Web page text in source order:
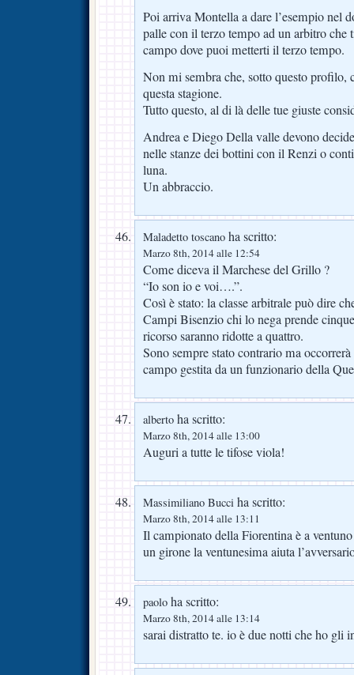
Poi arriva Montella a dare l’esempio nel
palle con il terzo tempo ad un arbitro che
campo dove puoi metterti il terzo tempo.
Non mi sembra che, sotto questo profilo,
questa stagione.
Tutto questo, al di là delle tue giuste
Andrea e Diego Della valle devono
nelle stanze dei bottini con il Renzi o
luna.
Un abbraccio.
Maladetto toscano ha scritto:
Marzo 8th, 2014 alle 12:54
Come diceva il Marchese del Grillo ?
“Io son io e voi….”.
Così è stato: la classe arbitrale può dire
Campi Bisenzio chi lo nega prende
ricorso saranno ridotte a quattro.
Sono sempre stato contrario ma
campo gestita da un funzionario della
alberto ha scritto:
Marzo 8th, 2014 alle 13:00
Auguri a tutte le tifose viola!
Massimiliano Bucci ha scritto:
Marzo 8th, 2014 alle 13:11
Il campionato della Fiorentina è a
un girone la ventunesima aiuta
paolo ha scritto:
Marzo 8th, 2014 alle 13:14
sarai distratto te. io è due notti che ho gli